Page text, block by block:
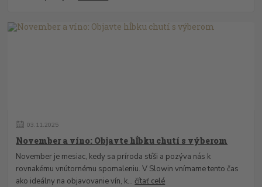
03. 11.2025
November a víno: Objavte hĺbku chutí s výberom
November je mesiac, kedy sa príroda stíši a pozýva nás k
rovnakému vnútornému spomaleniu. V Slowin vnímame tento čas
ako ideálny na objavovanie vín, k...čítať celé